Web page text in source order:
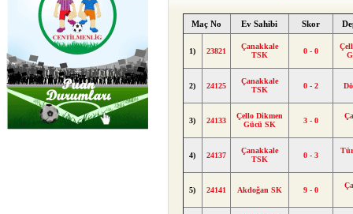
Maç No Ev Sahibi Skor
1) 23821
Çanakkale
TSK
0 - 0
2) 24125
Çanakkale
TSK
0 - 2
3) 24133
Çello Dikmen
Gücü SK
3 - 0
4) 24137
Çanakkale
TSK
0 - 3
5) 24141 Akdoğan SK 9 - 0